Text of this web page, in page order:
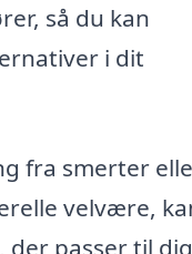
så du kan
i dit
fra smerter
velvære,